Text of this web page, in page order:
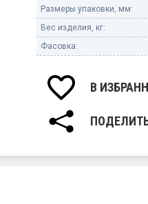
Размеры упаковки, мм:
Вес изделия, кг:
Фасовка:
В